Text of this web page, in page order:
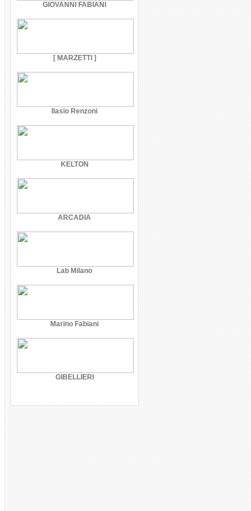
GIOVANNI FABIANI
[ MARZETTI ]
Ilasio Renzoni
KELTON
ARCADIA
Lab Milano
Marino Fabiani
GIBELLIERI